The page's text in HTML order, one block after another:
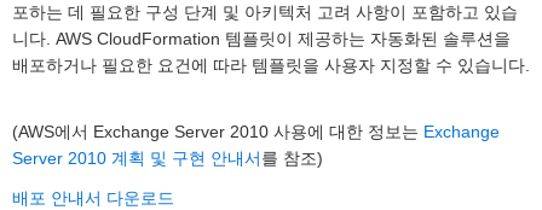
포하는 데 필요한 구성 단계 및 아키텍처 고려 사항이 포함하고 있습
니다. AWS CloudFormation 템플릿이 제공하는 자동화된 솔루션을
배포하거나 필요한 요건에 따라 템플릿을 사용자 지정할 수 있습니다.
(AWS에서 Exchange Server 2010 사용에 대한 정보는 Exchange
Server 2010 계획 및 구현 안내서를 참조)
배포 안내서 다운로드